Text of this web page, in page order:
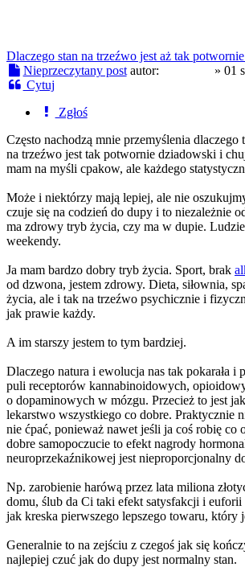
Dlaczego stan na trzeźwo jest aż tak
Nieprzeczytany post autor: » 01
Cytuj
Zgłoś
Często nachodzą mnie przemyślenia dlaczego
na trzeźwo jest tak potwornie dziadowski i
mam na myśli cpakow, ale każdego
Może i niektórzy mają lepiej, ale nie
czuje się na codzień do dupy i to niezależnie
ma zdrowy tryb życia, czy ma w dupie.
weekendy.
Ja mam bardzo dobry tryb życia. Sport, brak
od dzwona, jestem zdrowy. Dieta, siłownia,
życia, ale i tak na trzeźwo psychicznie i
jak prawie każdy.
A im starszy jestem to tym bardziej.
Dlaczego natura i ewolucja nas tak pokarała i
puli receptorów kannabinoidowych,
o dopaminowych w mózgu. Przecież to jest
lekarstwo wszystkiego co dobre. Praktycznie
nie ćpać, ponieważ nawet jeśli ja coś robię co
dobre samopoczucie to efekt nagrody
neuroprzekaźnikowej jest nieproporcjonalny
Np. zarobienie harówą przez lata miliona
domu, ślub da Ci taki efekt satysfakcji i
jak kreska pierwszego lepszego towaru, który
Generalnie to na zejściu z czegoś jak się
najlepiej czuć jak do dupy jest normalny stan.